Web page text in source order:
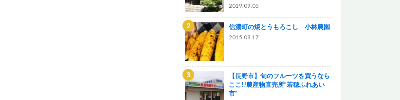
2019.09.05
信濃町の焼とうもろこし 小林農園
2015.08.17
【長野市】旬のフルーツを買うなら
ここ!!農産物直売所”若穂ふれあい
市”